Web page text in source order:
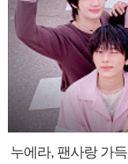
누에라, 팬사랑 가